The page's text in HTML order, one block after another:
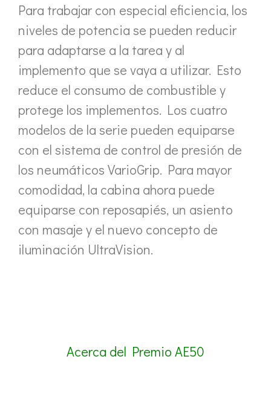
Para trabajar con especial eficiencia, los
niveles de potencia se pueden reducir
para adaptarse a la tarea y al
implemento que se vaya a utilizar. Esto
reduce el consumo de combustible y
protege los implementos. Los cuatro
modelos de la serie pueden equiparse
con el sistema de control de presión de
los neumáticos VarioGrip. Para mayor
comodidad, la cabina ahora puede
equiparse con reposapiés, un asiento
con masaje y el nuevo concepto de
iluminación UltraVision.
Acerca del Premio AE50